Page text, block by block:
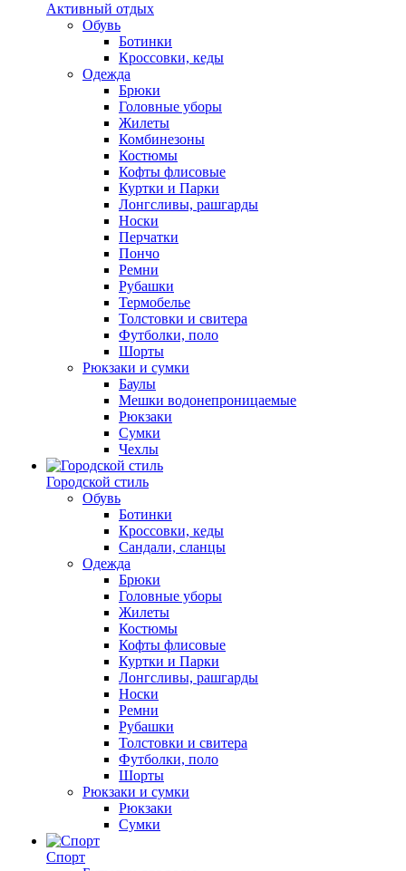
Активный отдых
Обувь
Ботинки
Кроссовки, кеды
Одежда
Брюки
Головные уборы
Жилеты
Комбинезоны
Костюмы
Кофты флисовые
Куртки и Парки
Лонгсливы, рашгарды
Носки
Перчатки
Пончо
Ремни
Рубашки
Термобелье
Толстовки и свитера
Футболки, поло
Шорты
Рюкзаки и сумки
Баулы
Мешки водонепроницаемые
Рюкзаки
Сумки
Чехлы
Городской стиль
Обувь
Ботинки
Кроссовки, кеды
Сандали, сланцы
Одежда
Брюки
Головные уборы
Жилеты
Костюмы
Кофты флисовые
Куртки и Парки
Лонгсливы, рашгарды
Носки
Ремни
Рубашки
Толстовки и свитера
Футболки, поло
Шорты
Рюкзаки и сумки
Рюкзаки
Сумки
Спорт